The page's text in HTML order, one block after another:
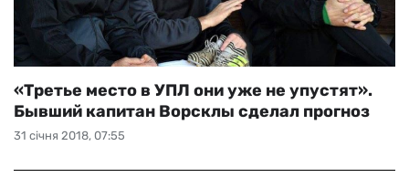
31 січня 2018, 07:55
«Третье место в УПЛ они уже не упустят».
Бывший капитан Ворсклы сделал прогноз